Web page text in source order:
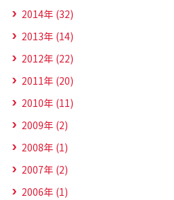
2014年 (32)
2013年 (14)
2012年 (22)
2011年 (20)
2010年 (11)
2009年 (2)
2008年 (1)
2007年 (2)
2006年 (1)